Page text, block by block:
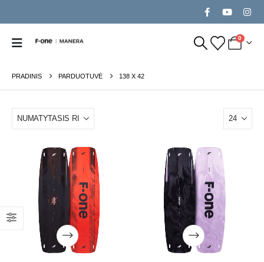
0
PRADINIS PARDUOTUVĖ 138 X 42